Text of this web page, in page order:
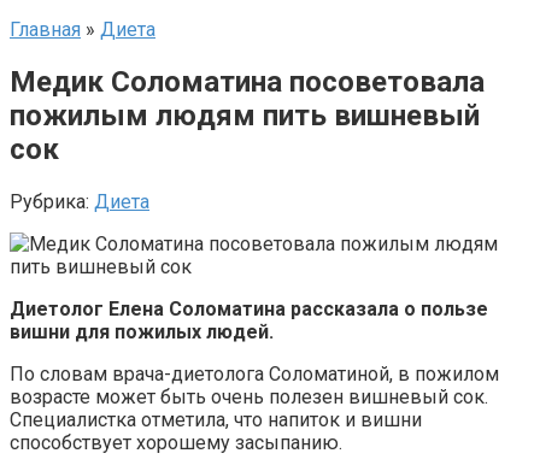
Главная » Диета
Медик Соломатина посоветовала
пожилым людям пить вишневый
сок
Рубрика: Диета
Диетолог Елена Соломатина рассказала о пользе
вишни для пожилых людей.
По словам врача-диетолога Соломатиной, в пожилом
возрасте может быть очень полезен вишневый сок.
Специалистка отметила, что напиток и вишни
способствует хорошему засыпанию.